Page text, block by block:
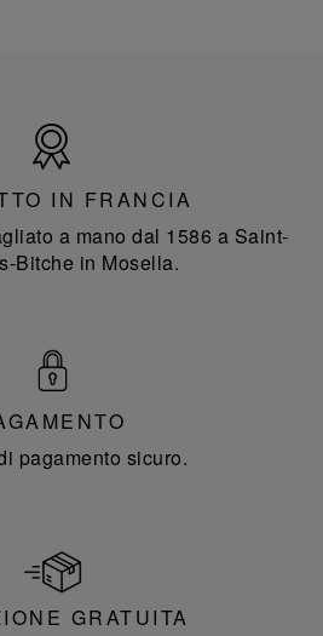
Francia
IN FRANCIA
a mano dal 1586 a Saint-
Bitche in Mosella.
pagamento sicuro.
GRATUITA